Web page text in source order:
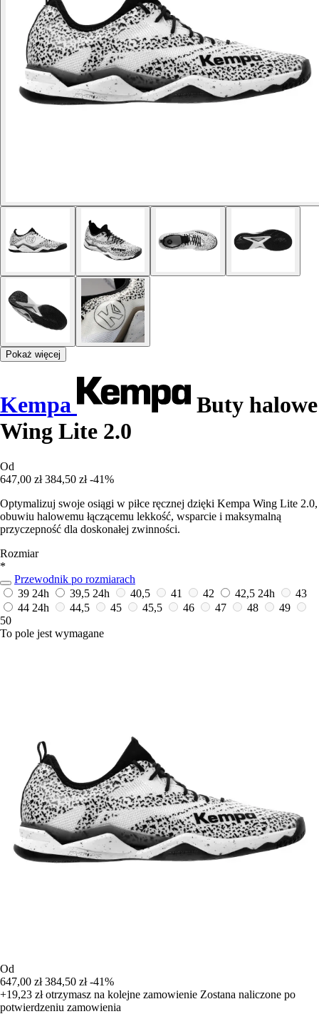
Pokaż więcej
Kempa
Buty halowe
Wing Lite 2.0
Od
647,00 zł 384,50 zł -41%
Optymalizuj swoje osiągi w piłce ręcznej dzięki Kempa Wing Lite 2.0,
obuwiu halowemu łączącemu lekkość, wsparcie i maksymalną
przyczepność dla doskonałej zwinności.
Rozmiar
*
Przewodnik po rozmiarach
39 24h 39,5 24h 40,5 41 42 42,5 24h
43
44 24h 44,5 45 45,5 46 47 48
49
50
To pole jest wymagane
Od
647,00 zł 384,50 zł -41%
+19,23 złotrzymasz na kolejne zamowienie Zostana naliczone po
potwierdzeniu zamowienia